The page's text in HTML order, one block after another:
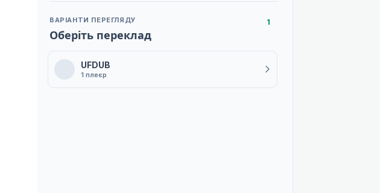
ВАРІАНТИ ПЕРЕГЛЯДУ
Оберіть переклад
1
UFDUB
1 плеєр